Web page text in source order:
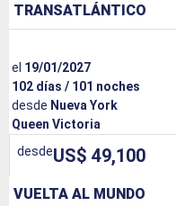
Fecha de salida
Puertos
TRANSATLÁNTICO
Queen Victoria
desde Nueva York
102 días / 101 noches
el 19/01/2027
desdeUS$ 49,100
VUELTA AL MUNDO